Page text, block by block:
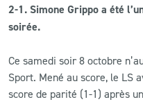
CLUB
CONTACT
ACTUALITÉS
2-1. Simone Grippo a été
soirée.
Ce samedi soir 8 octobre
Sport. Mené au score, le LS
score de parité (1-1) après